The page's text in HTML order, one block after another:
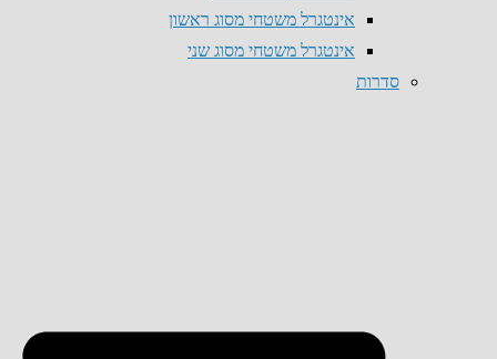
אינטגרל משטחי מסוג ראשון
אינטגרל משטחי מסוג שני
סדרות